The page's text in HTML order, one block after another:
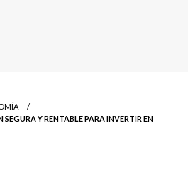
Y RENTABLE PARA INVERTIR EN